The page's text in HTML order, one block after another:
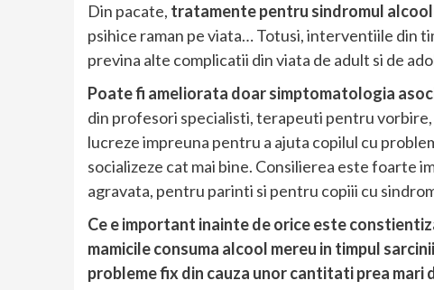
Din pacate, tratamente pentru sindromul
psihice raman pe viata… Totusi, interventiile din
previna alte complicatii din viata de adult si de
Poate fi ameliorata doar simptomatologia
din profesori specialisti, terapeuti pentru
lucreze impreuna pentru a ajuta copilul cu
socializeze cat mai bine. Consilierea este foarte
agravata, pentru parinti si pentru copiii cu
Ce e important inainte de orice este
mamicile consuma alcool mereu in timpul
probleme fix din cauza unor cantitati prea